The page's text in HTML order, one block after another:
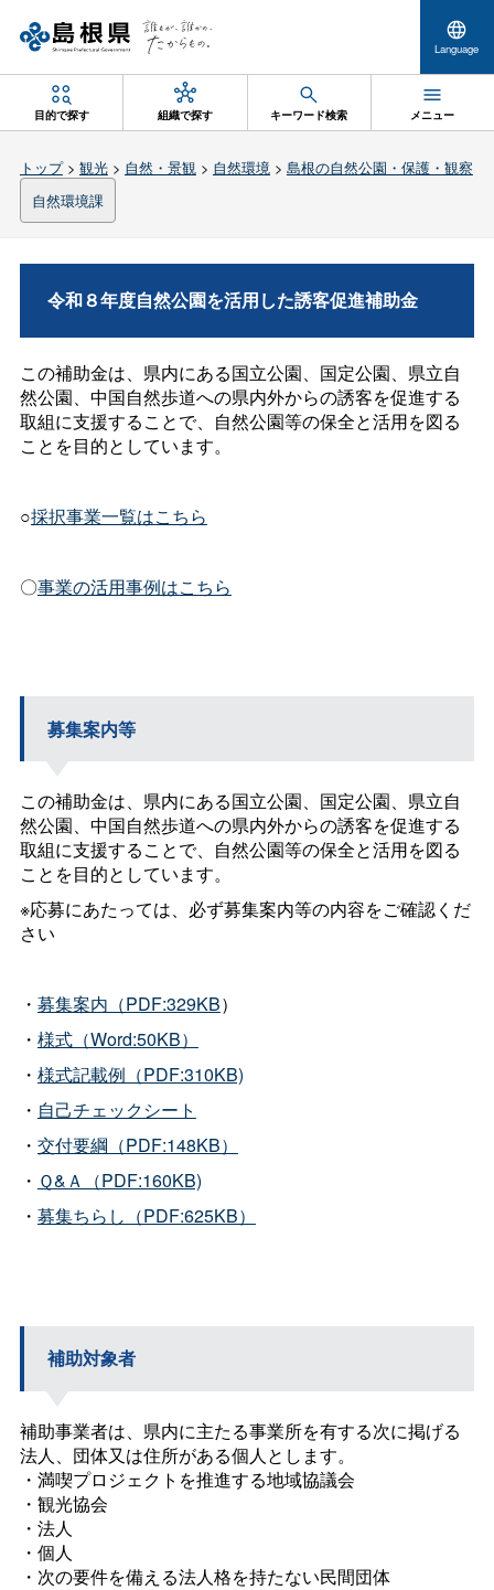
Language
目的で探す 組織で探す キーワード検索 メニュー
トップ> 観光> 自然・景観> 自然環境> 島根の自然公園・保護・観察
自然環境課
令和８年度自然公園を活用した誘客促進補助金
この補助金は、県内にある国立公園、国定公園、県立自
然公園、中国自然歩道への県内外からの誘客を促進する
取組に支援することで、自然公園等の保全と活用を図る
ことを目的としています。
○採択事業一覧はこちら
〇事業の活用事例はこちら
募集案内等
この補助金は、県内にある国立公園、国定公園、県立自
然公園、中国自然歩道への県内外からの誘客を促進する
取組に支援することで、自然公園等の保全と活用を図る
ことを目的としています。
※応募にあたっては、必ず募集案内等の内容をご確認くだ
さい
・ 募集案内（PDF:329KB）
・ 様式（Word:50KB）
・ 様式記載例（PDF:310KB)
・ 自己チェックシート
・ 交付要綱（PDF:148KB）
・ Ｑ&Ａ（PDF:160KB)
・ 募集ちらし（PDF:625KB）
補助対象者
補助事業者は、県内に主たる事業所を有する次に掲げる
法人、団体又は住所がある個人とします。
・満喫プロジェクトを推進する地域協議会
・観光協会
・法人
・個人
・次の要件を備える法人格を持たない民間団体